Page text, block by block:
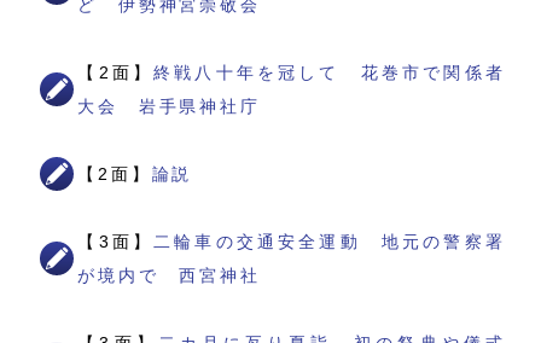
ど 伊勢神宮崇敬会
【2面】終戦八十年を冠して 花巻市で関係者
大会 岩手県神社庁
【2面】 論説
【3面】
二輪車の交通安全運動 地元の警察署
が境内で 西宮神社